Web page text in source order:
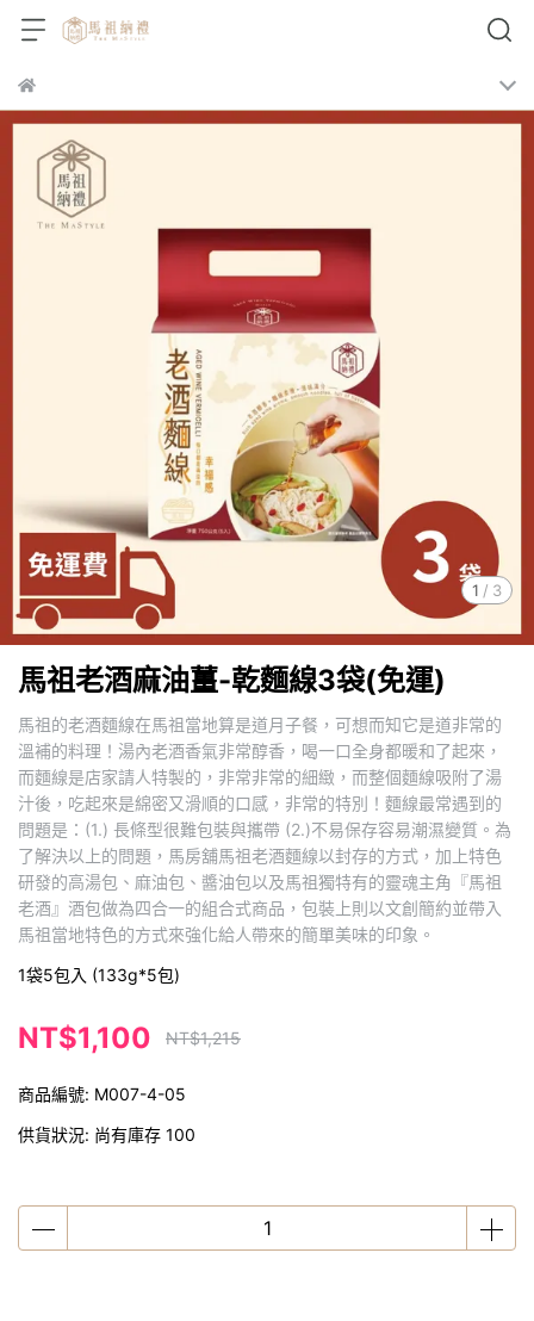
1 / 3
馬祖老酒麻油薑-乾麵線3袋(免運)
馬祖的老酒麵線在馬祖當地算是道月子餐，可想而知它是道非常的
溫補的料理！湯內老酒香氣非常醇香，喝一口全身都暖和了起來，
而麵線是店家請人特製的，非常非常的細緻，而整個麵線吸附了湯
汁後，吃起來是綿密又滑順的口感，非常的特別！麵線最常遇到的
問題是：(1.) 長條型很難包裝與攜帶 (2.)不易保存容易潮濕變質。為
了解決以上的問題，馬房舖馬祖老酒麵線以封存的方式，加上特色
研發的高湯包、麻油包、醬油包以及馬祖獨特有的靈魂主角『馬祖
老酒』酒包做為四合一的組合式商品，包裝上則以文創簡約並帶入
馬祖當地特色的方式來強化給人帶來的簡單美味的印象。
1袋5包入 (133g*5包)
NT$1,100 NT$1,215
商品編號: M007-4-05
供貨狀況: 尚有庫存 100